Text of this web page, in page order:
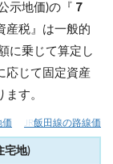
示地価)の『 ７
産税』は一般的
に乗じて算定し
応じて固定資産
す。
価 JR飯田線の路線価
宅地)